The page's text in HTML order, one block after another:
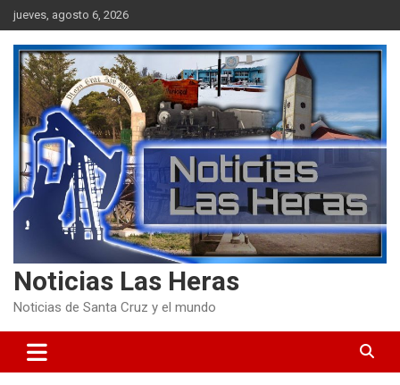
Skip
to
content
jueves, agosto 6, 2026
Noticias Las Heras
Noticias de Santa Cruz y el mundo